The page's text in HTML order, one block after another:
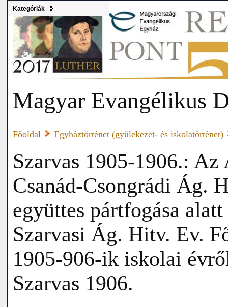
Kategóriák
Magyar Evangélikus
Főoldal Egyháztörténet (gyülekezet- és iskolatörténet)
Szarvas 1905-1906.:
Csanád-Csongrádi Ág.
együttes pártfogása
Szarvasi Ág. Hitv. Ev.
1905-906-ik iskolai
Szarvas 1906.